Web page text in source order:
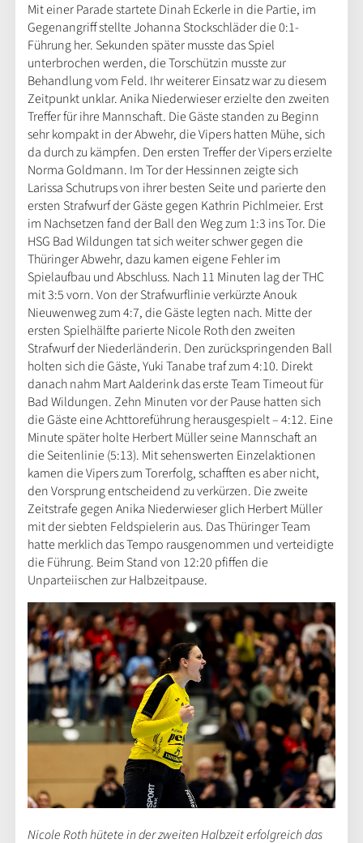
Mit einer Parade startete Dinah Eckerle in die Partie, im
Gegenangriff stellte Johanna Stockschläder die 0:1-
Führung her. Sekunden später musste das Spiel
unterbrochen werden, die Torschützin musste zur
Behandlung vom Feld. Ihr weiterer Einsatz war zu diesem
Zeitpunkt unklar. Anika Niederwieser erzielte den zweiten
Treffer für ihre Mannschaft. Die Gäste standen zu Beginn
sehr kompakt in der Abwehr, die Vipers hatten Mühe, sich
da durch zu kämpfen. Den ersten Treffer der Vipers erzielte
Norma Goldmann. Im Tor der Hessinnen zeigte sich
Larissa Schutrups von ihrer besten Seite und parierte den
ersten Strafwurf der Gäste gegen Kathrin Pichlmeier. Erst
im Nachsetzen fand der Ball den Weg zum 1:3 ins Tor. Die
HSG Bad Wildungen tat sich weiter schwer gegen die
Thüringer Abwehr, dazu kamen eigene Fehler im
Spielaufbau und Abschluss. Nach 11 Minuten lag der THC
mit 3:5 vorn. Von der Strafwurflinie verkürzte Anouk
Nieuwenweg zum 4:7, die Gäste legten nach. Mitte der
ersten Spielhälfte parierte Nicole Roth den zweiten
Strafwurf der Niederländerin. Den zurückspringenden Ball
holten sich die Gäste, Yuki Tanabe traf zum 4:10. Direkt
danach nahm Mart Aalderink das erste Team Timeout für
Bad Wildungen. Zehn Minuten vor der Pause hatten sich
die Gäste eine Achttoreführung herausgespielt – 4:12. Eine
Minute später holte Herbert Müller seine Mannschaft an
die Seitenlinie (5:13). Mit sehenswerten Einzelaktionen
kamen die Vipers zum Torerfolg, schafften es aber nicht,
den Vorsprung entscheidend zu verkürzen. Die zweite
Zeitstrafe gegen Anika Niederwieser glich Herbert Müller
mit der siebten Feldspielerin aus. Das Thüringer Team
hatte merklich das Tempo rausgenommen und verteidigte
die Führung. Beim Stand von 12:20 pfiffen die
Unparteiischen zur Halbzeitpause.
Nicole Roth hütete in der zweiten Halbzeit erfolgreich das